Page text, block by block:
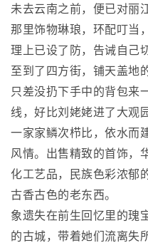
未去云南之前，便已对丽
那里饰物琳琅，环配叮当
理上已设了防，告诫自己
至到了四方街，铺天盖地
只差没扔下手中的背包来
线，好比刘姥姥进了大观
一家家鳞次栉比，依水而
风情。出售精致的首饰，
化工艺品，民族色彩浓郁
古香古色的老东西。
象遗失在前生回忆里的瑰
的古城，带着她们流离失